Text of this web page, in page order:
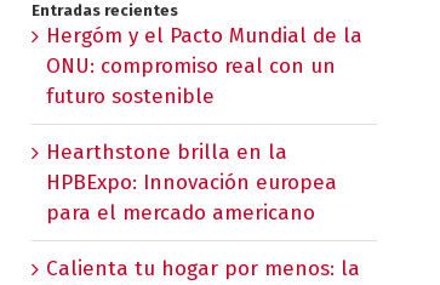
Entradas recientes
Hergóm y el Pacto Mundial de la
ONU: compromiso real con un
futuro sostenible
Hearthstone brilla en la
HPBExpo: Innovación europea
para el mercado americano
Calienta tu hogar por menos: la